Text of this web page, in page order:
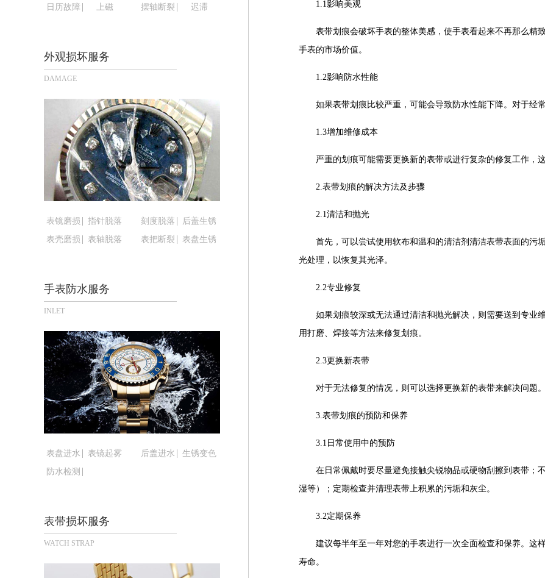
长沙市芙蓉区定王台街道建湘路393号世茂环球金融中心写字楼（芙蓉广场）10层13室（需提前预约）
郑州市二七区铭功路10号华润大厦写字楼29层2905室（需提前预约）
太原市迎泽区解放路15号亨得利名表服务中心（品牌授权店）3层整层（需提前预约）
沈阳市沈河区中街路83号亨得利名表服务中心（品牌授权店）1层整层（需提前预约）
乌鲁木齐市天山区红山路26号时代广场（CCMALL）C座17层17-B（需提前预约）
温州市鹿城区锦绣路1067号置信广场10层1015室（需提前预约）
哈尔滨市道里区友谊西路600号富力中心T2座写字楼29层03室（需提前预约）
大连市中山区人民路15号国际金融大厦7层G室（需提前预约）
佛山市禅城区季华五路57号万科金融中心C座12层1205室（需提前预约）
无锡市梁溪区人民中路139号恒隆广场写字楼1座11层1104室（需提前预约）
南通市崇川区工农路57号圆融广场写字楼16层1603室（需提前预约）
苏州市苏州工业园区星港街199号苏州中心办公楼C座22层08室（需提前预约）
南宁市青秀区金湖路59号地王大厦12楼1224室（需提前预约）
合肥市蜀山区潜山路111号万象城华润大厦B座12楼03室（需提前预约）
青岛市南区山东路6号华润大厦B座22层04室（需提前预约）
烟台市芝罘区胜利路139号万达金融中心A座907室（需提前预约）
长春市朝阳区西安大路727号中银大厦A座(旺进大厦)18层09室（需提前预约）
贵阳市南明区都司高架桥路33号亨特国际金融中心14楼14D（需提前预约）
昆明市盘龙区北京路928号同德昆明广场写字楼10层06室（需提前预约）
石家庄市长安区中山东路39号勒泰中心写字楼B座13层07室（需提前预约）
西安市碑林区南关正街88号华侨城长安国际中心E座6楼10室（需提前预约）
台州市椒江区东海大道1800号腾达中心东1幢20楼2002室（需提前预约）
内蒙古自治区呼和浩特市玉泉区大学西街70号华润万象城写字楼（鄂尔多斯大厦）23层2326室（需提前预约）
重庆市解放碑渝中区民权路28号英利国际金融中心写字楼20层01室（需提前预约）
黑龙江省大庆市萨尔图区会战大街腕表时光售后服务中心（需提前预约）
日历故障
上磁 摆轴断裂 迟滞
外观损坏服务
DAMAGE
表镜磨损 指针脱落 刻度脱落
后盖生锈
表壳磨损
表轴脱落 表把断裂 表盘生锈
手表防水服务
INLET
表盘进水 表镜起雾 后盖进水
生锈变色
防水检测
表带损坏服务
WATCH STRAP
1.1影响美观
表带划痕会破坏手表的整体美感，使手表看起来不再那么精
手表的市场价值。
1.2影响防水性能
如果表带划痕比较严重，可能会导致防水性能下降。对于经
1.3增加维修成本
严重的划痕可能需要更换新的表带或进行复杂的修复工作，
2.表带划痕的解决方法及步骤
2.1清洁和抛光
首先，可以尝试使用软布和温和的清洁剂清洁表带表面的污
光处理，以恢复其光泽。
2.2专业修复
如果划痕较深或无法通过清洁和抛光解决，则需要送到专业
用打磨、焊接等方法来修复划痕。
2.3更换新表带
对于无法修复的情况，则可以选择更换新的表带来解决问题。
3.表带划痕的预防和保养
3.1日常使用中的预防
在日常佩戴时要尽量避免接触尖锐物品或硬物刮擦到表带；
湿等）；定期检查并清理表带上积累的污垢和灰尘。
3.2定期保养
建议每半年至一年对您的手表进行一次全面检查和保养。这
寿命。